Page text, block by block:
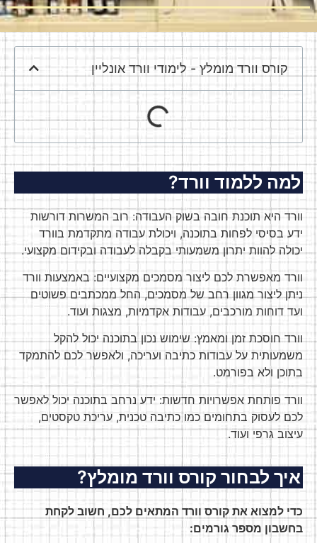
קורס וורד מומלץ - לימודי וורד אונליין ​
למה ללמוד וורד?
וורד היא תוכנת חובה בשוק העבודה: רוב המשרות דורשות
ידע בסיסי לפחות בתוכנה, ויכולת עבודה מתקדמת בוורד
יכולה להוות יתרון משמעותי בקבלה לעבודה ובקידום מקצועי.
וורד מאפשרת לכם ליצור מסמכים מקצועיים: באמצעות וורד
ניתן ליצור מגוון רחב של מסמכים, החל ממכתבים פשוטים
ועד דוחות מורכבים, עבודות אקדמיות, מצגות ועוד.
וורד חוסכת זמן ומאמץ: שימוש נכון בתוכנה יכול להקל
משמעותית על עבודות כתיבה ועריכה, ולאפשר לכם להתמקד
בתוכן ולא בפורמט.
וורד פותחת אפשרויות חדשות: ידע נרחב בתוכנה יכול לאפשר
לכם לעסוק בתחומים כמו כתיבה טכנית, עריכת טקסטים,
עיצוב גרפי ועוד.
איך לבחור קורס וורד מומלץ?
כדי למצוא את קורס וורד המתאים לכם, חשוב לקחת
בחשבון מספר גורמים: